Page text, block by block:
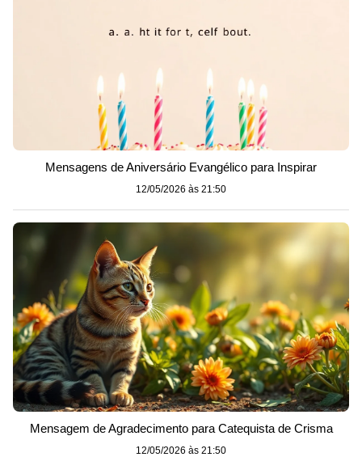
Mensagens de Aniversário Evangélico para Inspirar
12/05/2026 às 21:50
Mensagem de Agradecimento para Catequista de Crisma
12/05/2026 às 21:50